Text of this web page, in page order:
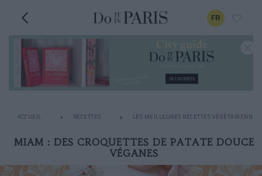
FR
ACCUEIL RECETTES LES MEILLEURES RECETTES VÉGÉTARIENNES
MIAM : DES CROQUETTES DE PATATE DOUCE
VÉGANES